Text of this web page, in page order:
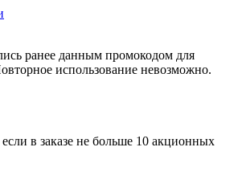
ранее данным промокодом для
использование невозможно.
в заказе не больше 10 акционных